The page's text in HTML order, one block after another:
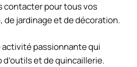
contacter pour tous vos
de jardinage et de décoration.
activité passionnante qui
et de quincaillerie.